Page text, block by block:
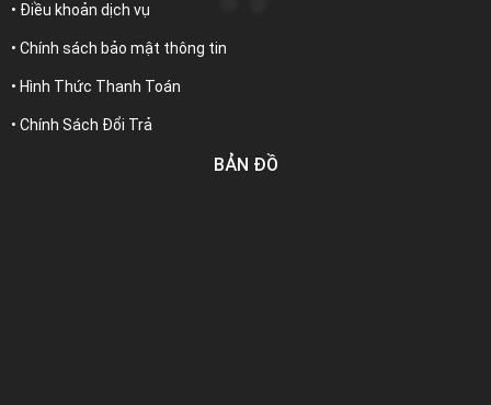
• Điều khoản dịch vụ
• Chính sách bảo mật thông tin
• Hình Thức Thanh Toán
• Chính Sách Đổi Trả
BẢN ĐỒ